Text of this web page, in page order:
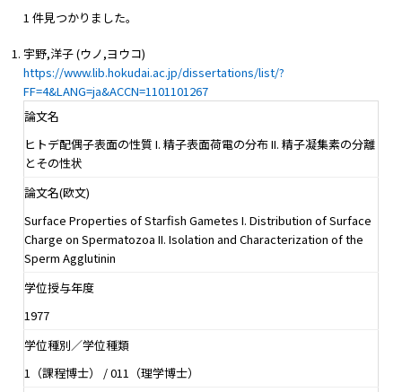
1 件見つかりました。
宇野,洋子 (ウノ,ヨウコ)
https://www.lib.hokudai.ac.jp/dissertations/list/?
FF=4&LANG=ja&ACCN=1101101267
論文名
ヒトデ配偶子表面の性質 I. 精子表面荷電の分布 II. 精子凝集素の分離
とその性状
論文名(欧文)
Surface Properties of Starfish Gametes I. Distribution of Surface
Charge on Spermatozoa II. Isolation and Characterization of the
Sperm Agglutinin
学位授与年度
1977
学位種別／学位種類
1（課程博士） / 011（理学博士）